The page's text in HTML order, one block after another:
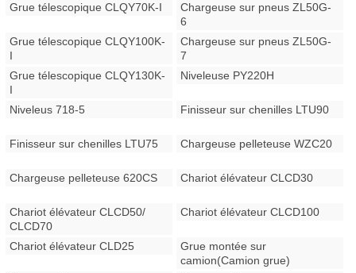
Grue télescopique CLQY70K-I
Chargeuse sur pneus ZL50G-
6
Grue télescopique CLQY100K-
I
Chargeuse sur pneus ZL50G-
7
Grue télescopique CLQY130K-
I
Niveleuse PY220H
Niveleus 718-5 Finisseur sur chenilles LTU90
Finisseur sur chenilles LTU75 Chargeuse pelleteuse WZC20
Chargeuse pelleteuse 620CS Chariot élévateur CLCD30
Chariot élévateur CLCD50/
CLCD70
Chariot élévateur CLCD100
Chariot élévateur CLD25
Grue montée sur
camion(Camion grue)